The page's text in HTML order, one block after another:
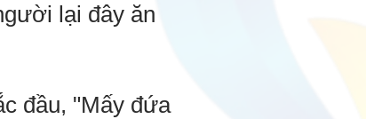
lại đây ăn
đầu, "Mấy đứa